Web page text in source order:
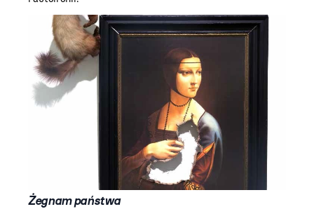
Żegnam państwa